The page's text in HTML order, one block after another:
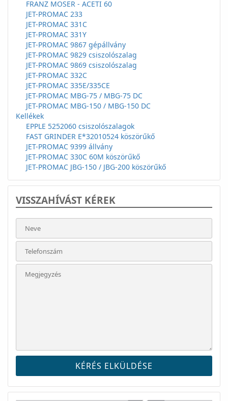
FRANZ MOSER - ACETI 60
JET-PROMAC 233
JET-PROMAC 331C
JET-PROMAC 331Y
JET-PROMAC 9867 gépállvány
JET-PROMAC 9829 csiszolószalag
JET-PROMAC 9869 csiszolószalag
JET-PROMAC 332C
JET-PROMAC 335E/335CE
JET-PROMAC MBG-75 / MBG-75 DC
JET-PROMAC MBG-150 / MBG-150 DC
Kellékek
EPPLE 5252060 csiszolószalagok
FAST GRINDER E*32010524 köszörűkő
JET-PROMAC 9399 állvány
JET-PROMAC 330C 60M köszörűkő
JET-PROMAC JBG-150 / JBG-200 köszörűkő
VISSZAHÍVÁST KÉREK